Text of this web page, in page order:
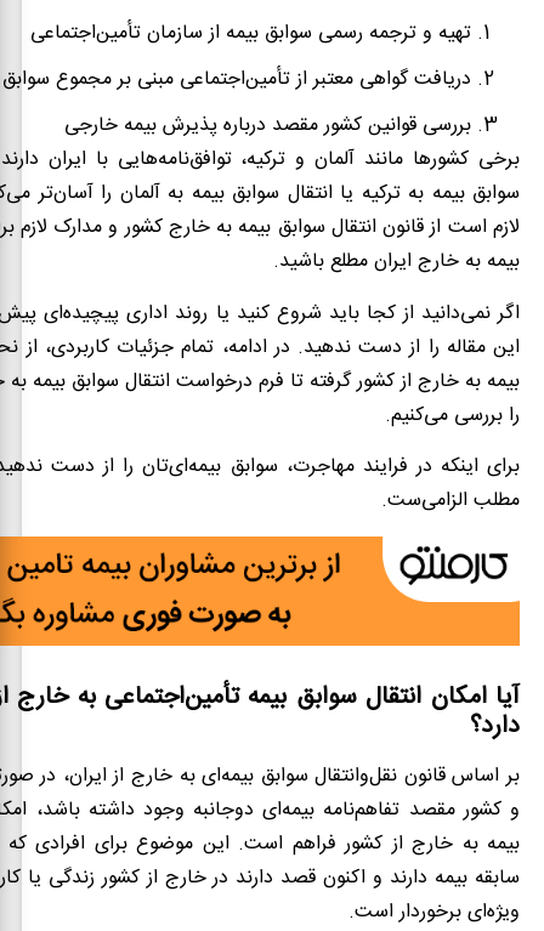
تهیه و ترجمه رسمی سوابق بیمه از سازمان تأمین‌اجتماعی
دریافت گواهی معتبر از تأمین‌اجتماعی مبنی بر مجموع
بررسی قوانین کشور مقصد درباره پذیرش بیمه خارجی
برخی کشورها مانند آلمان و ترکیه، توافق‌نامه‌هایی با ایران
سوابق بیمه به ترکیه یا انتقال سوابق بیمه به آلمان را آسان‌تر
لازم است از قانون انتقال سوابق بیمه به خارج کشور و مدارک لازم
بیمه به خارج ایران مطلع باشید.
اگر نمی‌دانید از کجا باید شروع کنید یا روند اداری پیچیده‌ای پیش
این مقاله را از دست ندهید. در ادامه، تمام جزئیات کاربردی، از
بیمه به خارج از کشور گرفته تا فرم درخواست انتقال سوابق بیمه
را بررسی می‌کنیم.
برای اینکه در فرایند مهاجرت، سوابق بیمه‌ای‌تان را از دست
مطلب الزامی‌ست.
آیا امکان انتقال سوابق بیمه تأمین‌اجتماعی به
دارد؟
بر اساس قانون نقل‌و‌انتقال سوابق بیمه‌ای به خارج از ایران، در
و کشور مقصد تفاهم‌نامه بیمه‌ای دوجانبه وجود داشته باشد،
بیمه به خارج از کشور فراهم است. این موضوع برای افرادی که
سابقه بیمه دارند و اکنون قصد دارند در خارج از کشور زندگی یا
ویژه‌ای برخوردار است.